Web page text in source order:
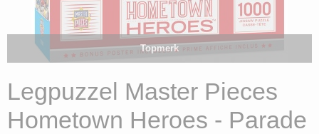
Topmerk
Legpuzzel Master Pieces
Hometown Heroes - Parade